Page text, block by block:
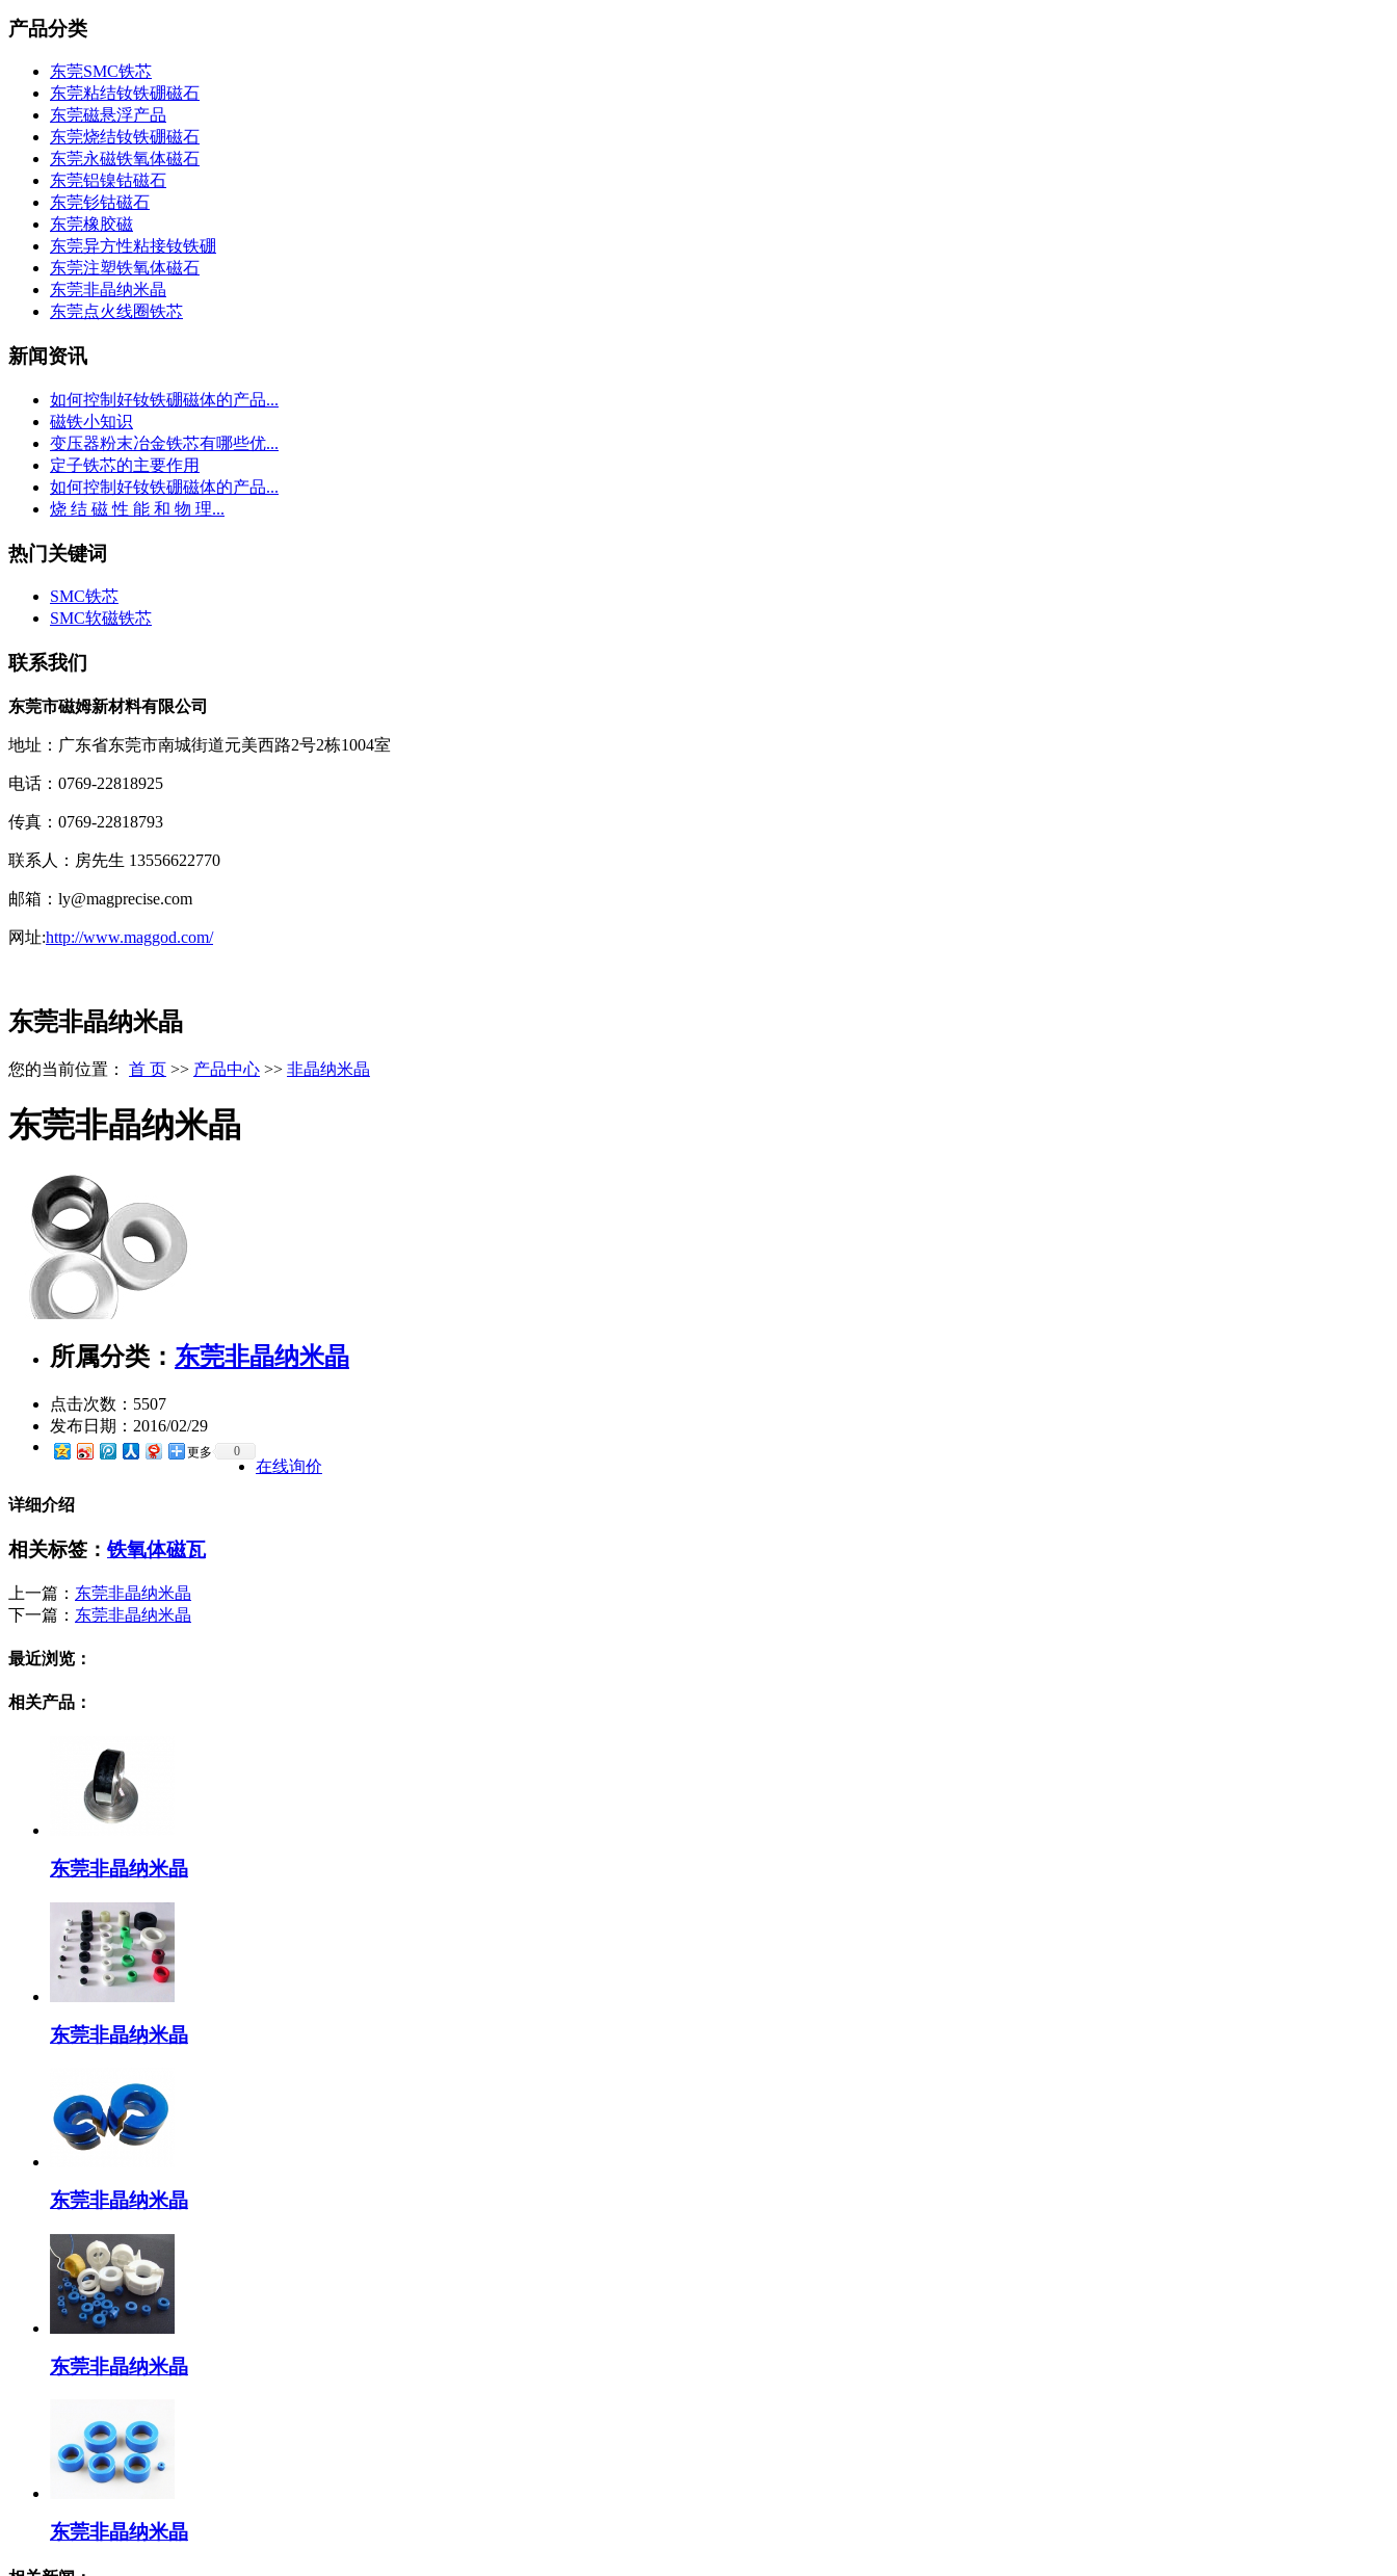
产品分类
东莞SMC铁芯
东莞粘结钕铁硼磁石
东莞磁悬浮产品
东莞烧结钕铁硼磁石
东莞永磁铁氧体磁石
东莞铝镍钴磁石
东莞钐钴磁石
东莞橡胶磁
东莞异方性粘接钕铁硼
东莞注塑铁氧体磁石
东莞非晶纳米晶
东莞点火线圈铁芯
新闻资讯
如何控制好钕铁硼磁体的产品...
磁铁小知识
变压器粉末冶金铁芯有哪些优...
定子铁芯的主要作用
如何控制好钕铁硼磁体的产品...
烧 结 磁 性 能 和 物 理...
热门关键词
SMC铁芯
SMC软磁铁芯
联系我们
东莞市磁姆新材料有限公司
地址：广东省东莞市南城街道元美西路2号2栋1004室
电话：0769-22818925
传真：0769-22818793
联系人：房先生 13556622770
邮箱：ly@magprecise.com
网址:http://www.maggod.com/
东莞非晶纳米晶
您的当前位置： 首 页 >> 产品中心 >> 非晶纳米晶
东莞非晶纳米晶
所属分类： 东莞非晶纳米晶
点击次数： 5507
发布日期： 2016/02/29
更多 0
在线询价
详细介绍
相关标签：铁氧体磁瓦
上一篇： 东莞非晶纳米晶
下一篇： 东莞非晶纳米晶
最近浏览：
相关产品：
东莞非晶纳米晶
东莞非晶纳米晶
东莞非晶纳米晶
东莞非晶纳米晶
东莞非晶纳米晶